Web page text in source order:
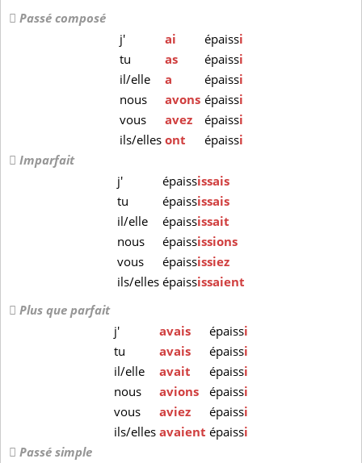
Passé composé
j'
ai épaissi
tu
as épaissi
il/elle
a épaissi
nous
avons épaissi
vous
avez épaissi
ils/elles ont épaissi
Imparfait
j'
épaississais
tu
épaississais
il/elle
épaississait
nous
épaississions
vous
épaississiez
ils/ellesépaississaient
Plus que parfait
j'
avais épaissi
tu
avais épaissi
il/elle
avait épaissi
nous
avions épaissi
vous
aviez épaissi
ils/ellesavaient épaissi
Passé simple